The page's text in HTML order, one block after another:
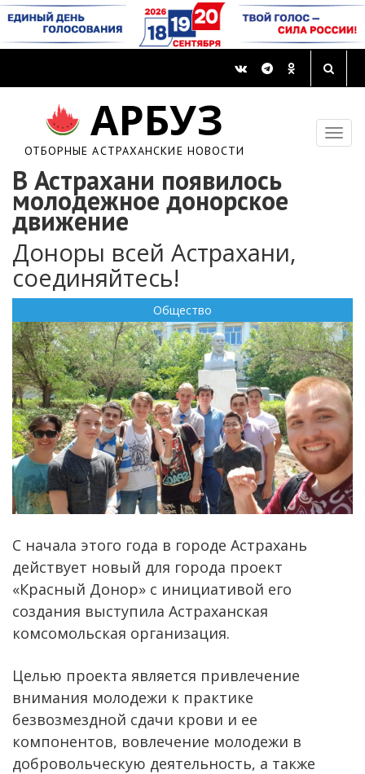
АРБУЗ
ОТБОРНЫЕ АСТРАХАНСКИЕ НОВОСТИ
В Астрахани появилось
молодежное донорское
движение
Доноры всей Астрахани,
соединяйтесь!
Общество
С начала этого года в городе Астрахань
действует новый для города проект
«Красный Донор» с инициативой его
создания выступила Астраханская
комсомольская организация.
Целью проекта является привлечение
внимания молодежи к практике
безвозмездной сдачи крови и ее
компонентов, вовлечение молодежи в
добровольческую деятельность, а также